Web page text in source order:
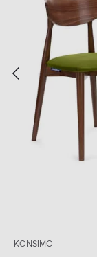
KONSIMO